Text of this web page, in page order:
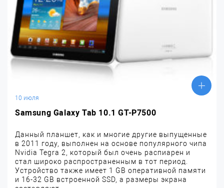
10 июля
Samsung Galaxy Tab 10.1 GT-P7500
Данный планшет, как и многие другие выпущенные
в 2011 году, выполнен на основе популярного чипа
Nvidia Tegra 2, который был очень распиарен и
стал широко распространенным в тот период.
Устройство также имеет 1 GB оперативной памяти
и 16-32 GB встроенной SSD, а размеры экрана